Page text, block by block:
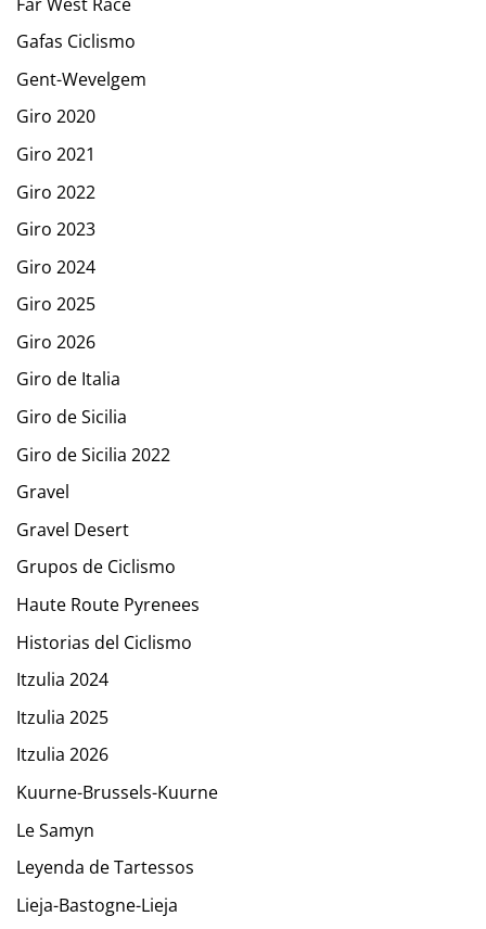
Gafas Ciclismo
Gent-Wevelgem
Giro 2020
Giro 2021
Giro 2022
Giro 2023
Giro 2024
Giro 2025
Giro 2026
Giro de Italia
Giro de Sicilia
Giro de Sicilia 2022
Gravel
Gravel Desert
Grupos de Ciclismo
Haute Route Pyrenees
Historias del Ciclismo
Itzulia 2024
Itzulia 2025
Itzulia 2026
Kuurne-Brussels-Kuurne
Le Samyn
Leyenda de Tartessos
Lieja-Bastogne-Lieja